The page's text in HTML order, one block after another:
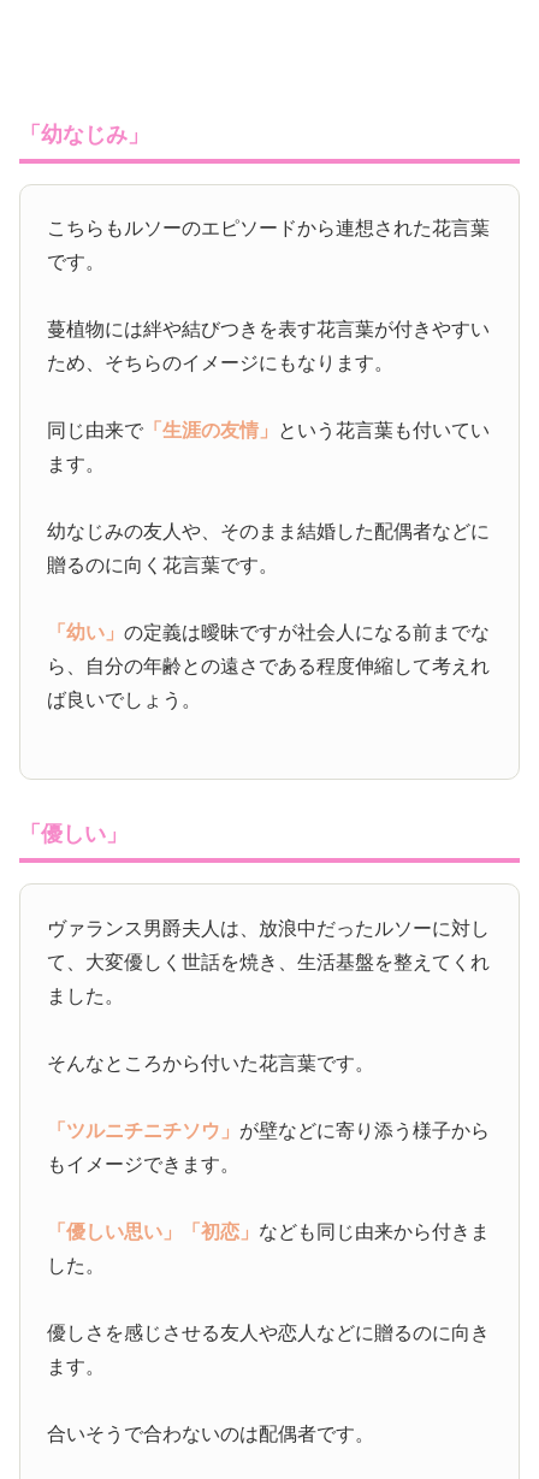
「幼なじみ」
こちらもルソーのエピソードから連想された花言葉
です。
蔓植物には絆や結びつきを表す花言葉が付きやすい
ため、そちらのイメージにもなります。
同じ由来で 「生涯の友情」 という花言葉も付いてい
ます。
幼なじみの友人や、そのまま結婚した配偶者などに
贈るのに向く花言葉です。
「幼い」の定義は曖昧ですが社会人になる前までな
ら、自分の年齢との遠さである程度伸縮して考えれ
ば良いでしょう。
「優しい」
ヴァランス男爵夫人は、放浪中だったルソーに対し
て、大変優しく世話を焼き、生活基盤を整えてくれ
ました。
そんなところから付いた花言葉です。
「ツルニチニチソウ」 が壁などに寄り添う様子から
もイメージできます。
「優しい思い」 「初恋」 なども同じ由来から付きま
した。
優しさを感じさせる友人や恋人などに贈るのに向き
ます。
合いそうで合わないのは配偶者です。